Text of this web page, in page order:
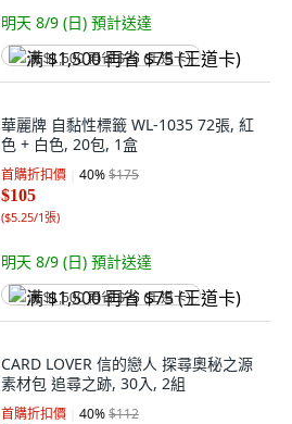
明天 8/9 (日) 預計送達
满 $1,500 再省 $75 (王道卡)
華麗牌 自黏性標籤 WL-1035 72張, 紅
色 + 白色, 20包, 1盒
首購折扣價 40%$175
$105
($5.25/1張)
明天 8/9 (日) 預計送達
满 $1,500 再省 $75 (王道卡)
CARD LOVER 信的戀人 探尋奧秘之源
素材包 追尋之跡, 30入, 2組
首購折扣價 40%$112